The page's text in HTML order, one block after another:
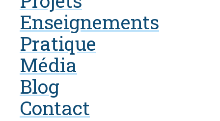
Enseignements
Pratique
Média
Blog
Contact